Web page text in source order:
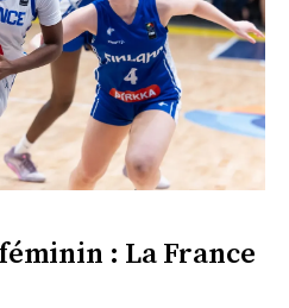
: La France